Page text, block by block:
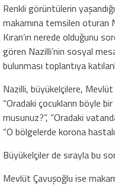
Renkli görüntülerin
makamına temsilen oturan
Kıran’ın nerede olduğunu
gören Nazilli’nin sosyal
bulunması toplantıya
Nazilli, büyükelçilere,
“Oradaki çocukların böyle
musunuz?”, “Oradaki
“O bölgelerde korona
Büyükelçiler de sırayla bu
Mevlüt Çavuşoğlu ise